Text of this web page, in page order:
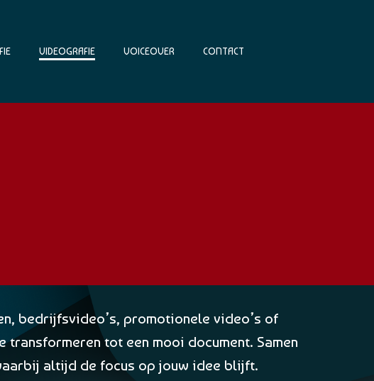
VIDEOGRAFIE VOICEOVER CONTACT
bedrijfsvideo’s, promotionele video’s of
tot een mooi document. Samen
altijd de focus op jouw idee blijft.